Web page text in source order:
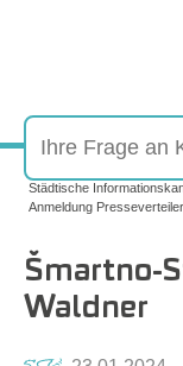
Sie sind hier:
Städtische
Anmeldung Presseverteiler
Šmartno-
Waldner